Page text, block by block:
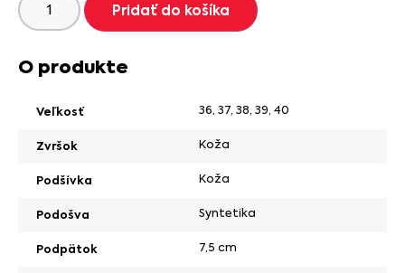
Pridať do košíka
O produkte
Veľkosť 36, 37, 38, 39, 40
Zvršok Koža
Podšívka Koža
Podošva Syntetika
Podpätok 7,5 cm